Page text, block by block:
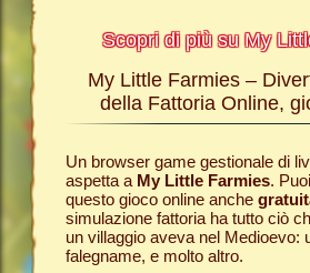
Scopri di più su My
Nelle
nostro
sui
My Little Farmies –
della Fattoria Online,
Un browser game gestionale di
aspetta a My Little Farmies.
questo gioco online anche
simulazione fattoria ha tutto ciò
un villaggio aveva nel Medioevo:
falegname, e molto altro.